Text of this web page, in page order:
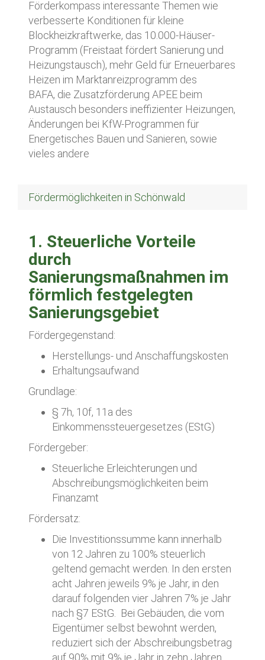
Förderkompass interessante Themen wie
verbesserte Konditionen für kleine
Blockheizkraftwerke, das 10.000-Häuser-
Programm (Freistaat fördert Sanierung und
Heizungstausch), mehr Geld für Erneuerbares
Heizen im Marktanreizprogramm des
BAFA, die Zusatzförderung APEE beim
Austausch besonders ineffizienter Heizungen,
Änderungen bei KfW-Programmen für
Energetisches Bauen und Sanieren, sowie
vieles andere
Fördermöglichkeiten in Schönwald
1. Steuerliche Vorteile
durch
Sanierungsmaßnahmen im
förmlich festgelegten
Sanierungsgebiet
Fördergegenstand:
Herstellungs- und Anschaffungskosten
Erhaltungsaufwand
Grundlage:
§ 7h, 10f, 11a des
Einkommenssteuergesetzes (EStG)
Fördergeber:
Steuerliche Erleichterungen und
Abschreibungsmöglichkeiten beim
Finanzamt
Fördersatz:
Die Investitionssumme kann innerhalb
von 12 Jahren zu 100% steuerlich
geltend gemacht werden. In den ersten
acht Jahren jeweils 9% je Jahr, in den
darauf folgenden vier Jahren 7% je Jahr
nach §7 EStG. Bei Gebäuden, die vom
Eigentümer selbst bewohnt werden,
reduziert sich der Abschreibungsbetrag
auf 90% mit 9% je Jahr in zehn Jahren